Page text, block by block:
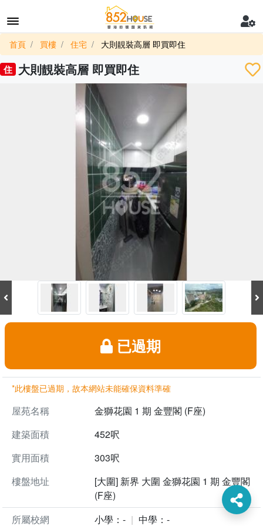
首頁 買樓 住宅 大則靚裝高層 即買即住
住 大則靚裝高層 即買即住
已過期
*此樓盤已過期，故本網站未能確保資料準確
屋苑名稱
金獅花園 1 期 金豐閣 (F座)
建築面積
452呎
實用面積
303呎
樓盤地址
[大圍] 新界 大圍 金獅花園 1 期 金豐閣
(F座)
所屬校網
小學：- 中學：-